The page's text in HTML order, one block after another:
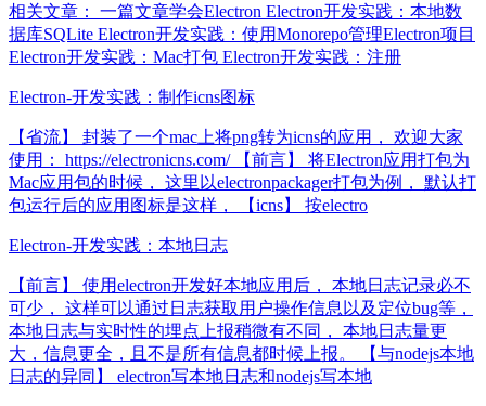
相关文章： 一篇文章学会Electron Electron开发实践：本地数
据库SQLite Electron开发实践：使用Monorepo管理Electron项目
Electron开发实践：Mac打包 Electron开发实践：注册
Electron-开发实践：制作icns图标
【省流】 封装了一个mac上将png转为icns的应用， 欢迎大家
使用： https://electronicns.com/ 【前言】 将Electron应用打包为
Mac应用包的时候， 这里以electronpackager打包为例， 默认打
包运行后的应用图标是这样， 【icns】 按electro
Electron-开发实践：本地日志
【前言】 使用electron开发好本地应用后， 本地日志记录必不
可少， 这样可以通过日志获取用户操作信息以及定位bug等，
本地日志与实时性的埋点上报稍微有不同， 本地日志量更
大，信息更全，且不是所有信息都时候上报。 【与nodejs本地
日志的异同】 electron写本地日志和nodejs写本地